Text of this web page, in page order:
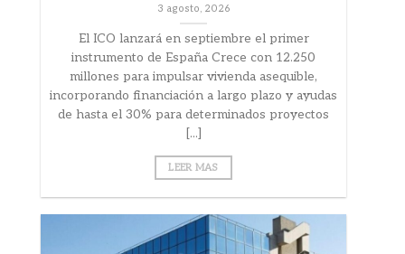
3 agosto, 2026
El ICO lanzará en septiembre el primer
instrumento de España Crece con 12.250
millones para impulsar vivienda asequible,
incorporando financiación a largo plazo y ayudas
de hasta el 30% para determinados proyectos
[...]
LEER MAS